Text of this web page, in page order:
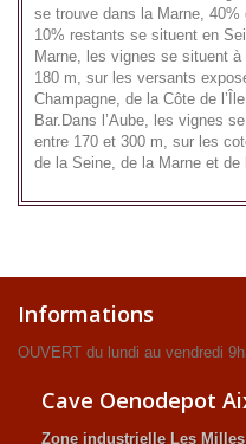
se trouve dans la Marne, 40%
10% restants se situent en
Marne, les vignes se situent
180 m, sur les versants
Champagne, de la Côte de
Bar.Dans l’Aube, les vignes
entre 170 et 300 m, sur les
de la Seine, de la Marne et de
Informations
OUVERT du lundi au vendredi
Cave Oenodepot
Zone industrielle Les Milles